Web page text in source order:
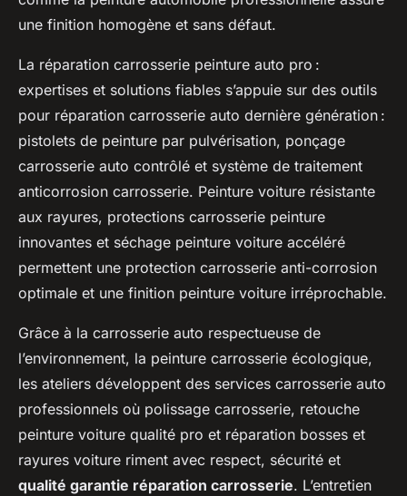
une finition homogène et sans défaut.
La réparation carrosserie peinture auto pro :
expertises et solutions fiables s’appuie sur des outils
pour réparation carrosserie auto dernière génération :
pistolets de peinture par pulvérisation, ponçage
carrosserie auto contrôlé et système de traitement
anticorrosion carrosserie. Peinture voiture résistante
aux rayures, protections carrosserie peinture
innovantes et séchage peinture voiture accéléré
permettent une protection carrosserie anti-corrosion
optimale et une finition peinture voiture irréprochable.
Grâce à la carrosserie auto respectueuse de
l’environnement, la peinture carrosserie écologique,
les ateliers développent des services carrosserie auto
professionnels où polissage carrosserie, retouche
peinture voiture qualité pro et réparation bosses et
rayures voiture riment avec respect, sécurité et
qualité garantie réparation carrosserie. L’entretien